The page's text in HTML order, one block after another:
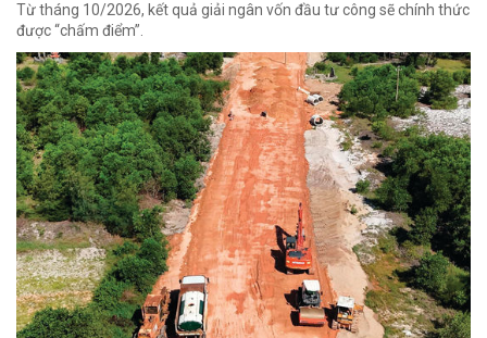
Từ tháng 10/2026, kết quả giải ngân vốn đầu tư công sẽ chính thức
được “chấm điểm”.